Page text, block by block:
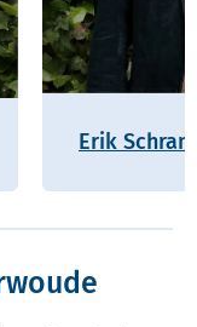
Erik